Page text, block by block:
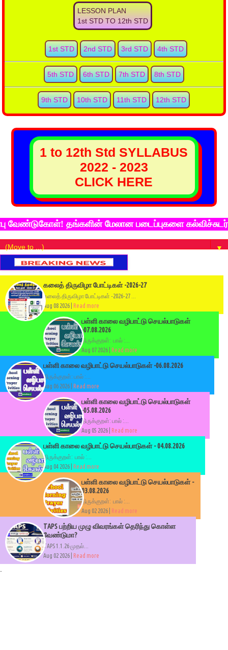
LESSON PLAN
1st STD TO 12th STD
1st STD 2nd STD 3rd STD 4th STD
5th STD 6th STD 7th STD 8th STD
9th STD 10th STD 11th STD 12th STD
1 to 12th Std SYLLABUS
2022 - 2023
CLICK HERE
தங்களின் மேலான படைப்புகளை கல்விச்சுடர்
▼
கலைத் திருவிழா போட்டிகள் -2026-27
கலைத் திருவிழா போட்டிகள் -2026-27 ...
Aug 08 2026 |
Read more
பள்ளி காலை வழிபாட்டு செயல்பாடுகள்
-07.08.2026
திருக்குறள்: பால் :...
Aug 07 2026 | Read more
பள்ளி காலை வழிபாட்டு செயல்பாடுகள் -06.08.2026
திருக்குறள்: பால் :...
Aug 06 2026 | Read more
பள்ளி காலை வழிபாட்டு செயல்பாடுகள்
-05.08.2026
திருக்குறள்: பால் :...
Aug 05 2026 |
Read more
பள்ளி காலை வழிபாட்டு செயல்பாடுகள் - 04.08.2026
திருக்குறள்: பால் :...
Aug 04 2026 | Read more
பள்ளி காலை வழிபாட்டு செயல்பாடுகள் -
03.08.2026
திருக்குறள்: பால் :...
Aug 02 2026 |
Read more
TAPS பற்றிய முழு விவரங்கள் தெரிந்து கொள்ள
வேண்டுமா?
TAPS 1.1.26 முதல்...
Aug 02 2026 |
Read more